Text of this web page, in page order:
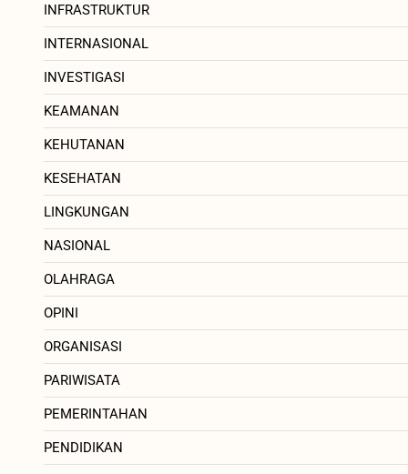
INFRASTRUKTUR
INTERNASIONAL
INVESTIGASI
KEAMANAN
KEHUTANAN
KESEHATAN
LINGKUNGAN
NASIONAL
OLAHRAGA
OPINI
ORGANISASI
PARIWISATA
PEMERINTAHAN
PENDIDIKAN